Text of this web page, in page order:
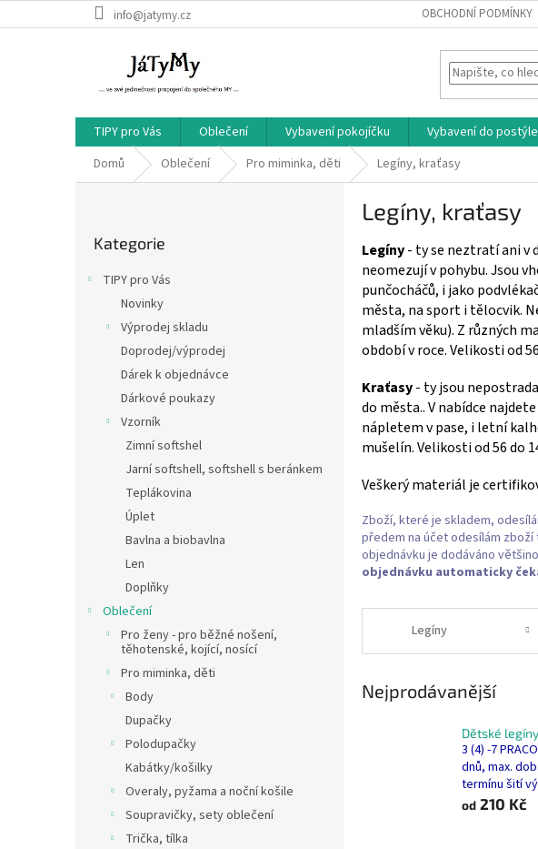
na
info@jatymy.cz OBCHODNÍ PODMÍNKY
TIPY pro Vás Oblečení Vybavení pokojíčku Vybavení do
Domů
Oblečení Pro miminka, děti Legíny, kraťasy
kategorie
Kategorie
TIPY pro Vás
Novinky
Výprodej skladu
Doprodej/výprodej
Dárek k objednávce
Dárkové poukazy
Vzorník
Zimní softshel
Jarní softshell, softshell s beránkem
Teplákovina
Úplet
Bavlna a biobavlna
Len
Doplňky
Oblečení
Pro ženy - pro běžné nošení,
těhotenské, kojící, nosící
Pro miminka, děti
Body
Dupačky
Polodupačky
Kabátky/košilky
Overaly, pyžama a noční košile
Soupravičky, sety oblečení
Trička, tílka
Legíny, kraťasy
Legíny- ty se neztratí ani v
neomezují v pohybu. Jsou
punčocháčů, i jako
města, na sport i tělocvik.
mladším věku). Z různých
období v roce. Velikosti od
Kraťasy- ty jsou
do města.. V nabídce
nápletem v pase, i letní
mušelín. Velikosti od 56 do
Veškerý materiál je
Zboží, které je skladem,
předem na účet odesílám
objednávku je dodáváno
objednávku automaticky
Legíny
Nejprodávanější
Dětské
3 (4) -7
dnů, max.
termínu šití
od 210 Kč